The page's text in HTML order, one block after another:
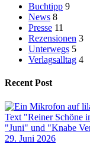
Buchtipp 9
News 8
Presse 11
Rezensionen 3
Unterwegs 5
Verlagsalltag 4
Recent Post
29. Juni 2026